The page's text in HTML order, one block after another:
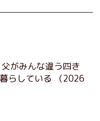
がみんな違う四き
らしている
（2026